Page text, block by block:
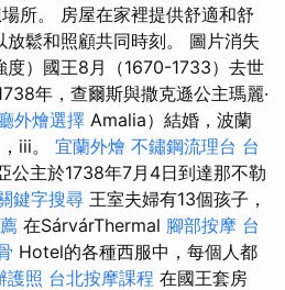
所。 房屋在家裡提供舒適和舒
鬆和照顧共同時刻。 圖片消失
度）國王8月（1670-1733）去世
年，查爾斯與撒克遜公主瑪麗·
外燴選擇 Amalia）結婚，波蘭
iii。 宜蘭外燴 不鏽鋼流理台 台
公主於1738年7月4日到達那不勒
鍵字搜尋 王室夫婦有13個孩子，
在SárvárThermal 腳部按摩 台
Hotel的各種西服中，每個人都
護照 台北按摩課程 在國王套房